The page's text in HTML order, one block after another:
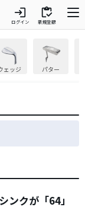
login
ログイン
inventory
新規登録
ェッジ パター
クが「64」